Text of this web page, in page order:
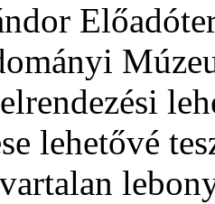
lehetővé